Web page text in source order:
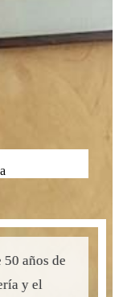
años de
y el